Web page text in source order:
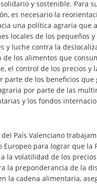
y sostenible. Para
es necesario la
una política agraria que
locales de los pequeños
y luche contra la
de los alimentos que
el control de los precios y
parte de los beneficios que
por parte de las
y los fondos
del País Valenciano
Europeo para lograr que la
la volatilidad de los
la preponderancia de la
la cadena alimentaria,